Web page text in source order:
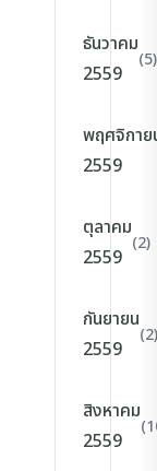
ธันวาคม
2559
(5)
พฤศจิกาย
2559
ตุลาคม
2559
(2)
กันยายน
2559
(2)
สิงหาคม
2559